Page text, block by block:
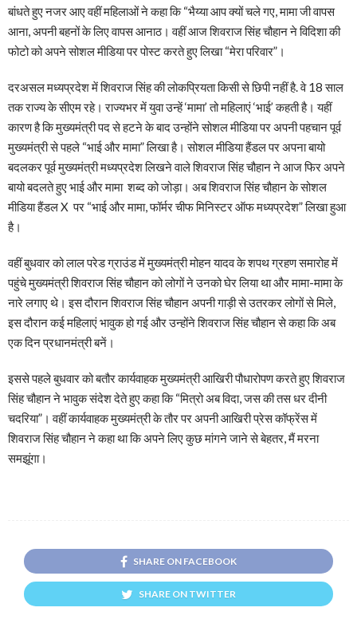
बांधते हुए नजर आए वहीं महिलाओं ने कहा कि “भैय्या आप क्यों चले गए, मामा जी वापस
आना, अपनी बहनों के लिए वापस आनाठ। वहीं आज शिवराज सिंह चौहान ने विदिशा की
फोटो को अपने सोशल मीडिया पर पोस्ट करते हुए लिखा “मेरा परिवार”।
दरअसल मध्यप्रदेश में शिवराज सिंह की लोकप्रियता किसी से छिपी नहीं है. वे 18 साल
तक राज्य के सीएम रहे। राज्यभर में युवा उन्हें ‘मामा’ तो महिलाएं ‘भाई’ कहती है। यहीं
कारण है कि मुख्यमंत्री पद से हटने के बाद उन्होंने सोशल मीडिया पर अपनी पहचान पूर्व
मुख्यमंत्री से पहले “भाई और मामा” लिखा है। सोशल मीडिया हैंडल पर अपना बायो
बदलकर पूर्व मुख्यमंत्री मध्यप्रदेश लिखने वाले शिवराज सिंह चौहान ने आज फिर अपने
बायो बदलते हुए भाई और मामा शब्द को जोड़ा। अब शिवराज सिंह चौहान के सोशल
मीडिया हैंडल X पर “भाई और मामा, फॉर्मर चीफ मिनिस्टर ऑफ मध्यप्रदेश” लिखा हुआ
है।
वहीं बुधवार को लाल परेड ग्राउंड में मुख्यमंत्री मोहन यादव के शपथ ग्रहण समारोह में
पहुंचे मुख्यमंत्री शिवराज सिंह चौहान को लोगों ने उनको घेर लिया था और मामा-मामा के
नारे लगाए थे। इस दौरान शिवराज सिंह चौहान अपनी गाड़ी से उतरकर लोगों से मिले,
इस दौरान कई महिलाएं भावुक हो गई और उन्होंने शिवराज सिंह चौहान से कहा कि अब
एक दिन प्रधानमंत्री बनें।
इससे पहले बुधवार को बतौर कार्यवाहक मुख्यमंत्री आखिरी पौधारोपण करते हुए शिवराज
सिंह चौहान ने भावुक संदेश देते हुए कहा कि “मित्रो अब विदा, जस की तस धर दीनी
चदरिया”। वहीं कार्यवाहक मुख्यमंत्री के तौर पर अपनी आखिरी प्रेस कॉफ्रेंस में
शिवराज सिंह चौहान ने कहा था कि अपने लिए कुछ मांगने जाने से बेहतर, मैं मरना
समझूंगा।
SHARE ON FACEBOOK
SHARE ON TWITTER